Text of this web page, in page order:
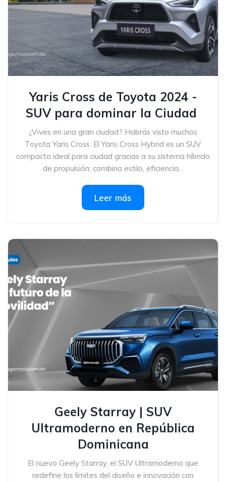
Yaris Cross de Toyota 2024 -
SUV para dominar la Ciudad
¿Vives en una gran ciudad? Habrás visto muchos
Toyota Yaris Cross. El Yaris Cross Hybrid es un SUV
compacto ideal para ciudad gracias a su sistema híbrido
de propulsión; combina estilo, eficiencia...
Leer más
Geely Starray | SUV
Ultramoderno en República
Dominicana
El nuevo Geely Starray, el SUV Ultramoderno que
redefine los límites del diseño e innovación con